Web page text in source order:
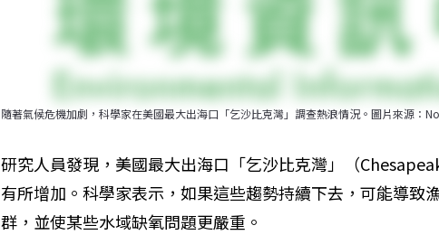
隨著氣候危機加劇，科學家在美國最大出海口「乞沙比克灣」調查熱浪情況。圖片來源：
研究人員發現，美國最大出海口「乞沙比克灣」（
有所增加。科學家表示，如果這些趨勢持續下去，可能導致
群，並使某些水域缺氧問題更嚴重。